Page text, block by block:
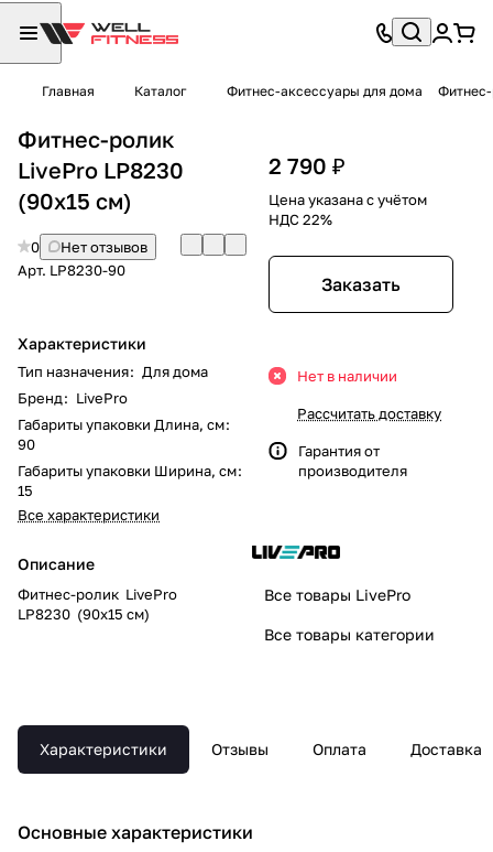
Главная Каталог Фитнес-аксессуары для дома
Фитнес-ролик
LivePro LP8230
(90х15 см)
0
Нет отзывов
Арт. LP8230-90
Характеристики
Тип назначения: Для дома
Бренд: LivePro
Габариты упаковки Длина, см:
90
Габариты упаковки Ширина, см:
15
Все характеристики
Описание
Фитнес-ролик LivePro
LP8230 (90х15 см)
2 790 ₽
Цена указана с учётом
НДС 22%
Заказать
Нет в наличии
Рассчитать доставку
Гарантия от
производителя
Все товары LivePro
Все товары категории
Характеристики Отзывы Оплата Доставка
Основные xарактеристики